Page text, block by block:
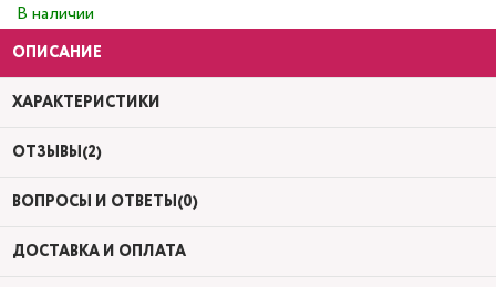
В наличии
ОПИСАНИЕ
ХАРАКТЕРИСТИКИ
ОТЗЫВЫ(2)
ВОПРОСЫ И ОТВЕТЫ(0)
ДОСТАВКА И ОПЛАТА